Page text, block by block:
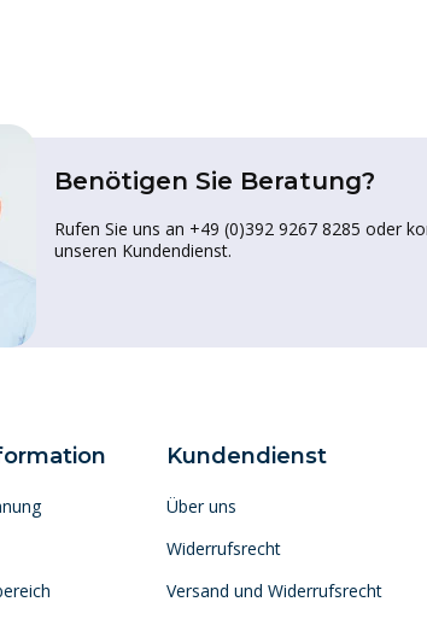
Benötigen Sie Beratung?
Rufen Sie uns an +49 (0)392 9267 8285 oder
unseren Kundendienst.
Kundendienst
Über uns
Widerrufsrecht
Versand und Widerrufsrecht